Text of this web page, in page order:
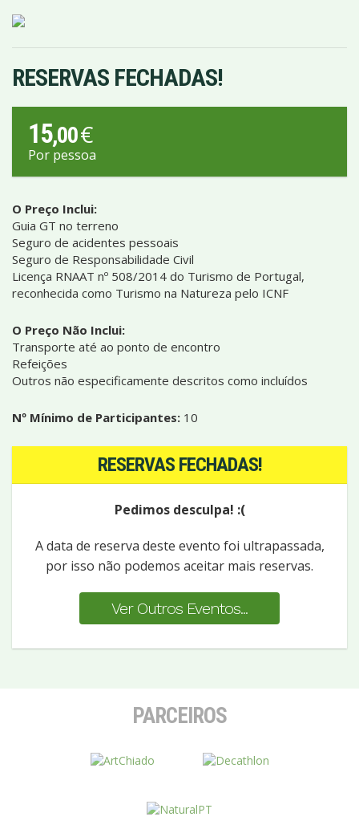
RESERVAS FECHADAS!
15,00€
Por pessoa
O Preço Inclui:
Guia GT no terreno
Seguro de acidentes pessoais
Seguro de Responsabilidade Civil
Licença RNAAT nº 508/2014 do Turismo de Portugal,
reconhecida como Turismo na Natureza pelo ICNF
O Preço Não Inclui:
Transporte até ao ponto de encontro
Refeições
Outros não especificamente descritos como incluídos
Nº Mínimo de Participantes: 10
RESERVAS FECHADAS!
Pedimos desculpa! :(
A data de reserva deste evento foi ultrapassada,
por isso não podemos aceitar mais reservas.
Ver Outros Eventos...
PARCEIROS